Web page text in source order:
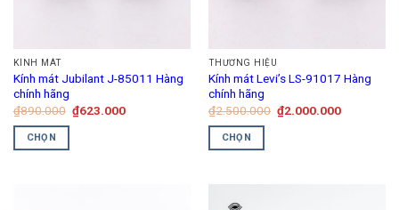
KÍNH MÁT
Kính mát Jubilant J-85011 Hàng
chính hãng
₫890.000 Giá
gốc
₫623.000Giá
CHỌN
THƯƠNG HIỆU
Kính mát Levi’s LS-91017 Hàng
chính hãng
₫2.500.000 Giá
gốc
₫2.000.000Giá
CHỌN